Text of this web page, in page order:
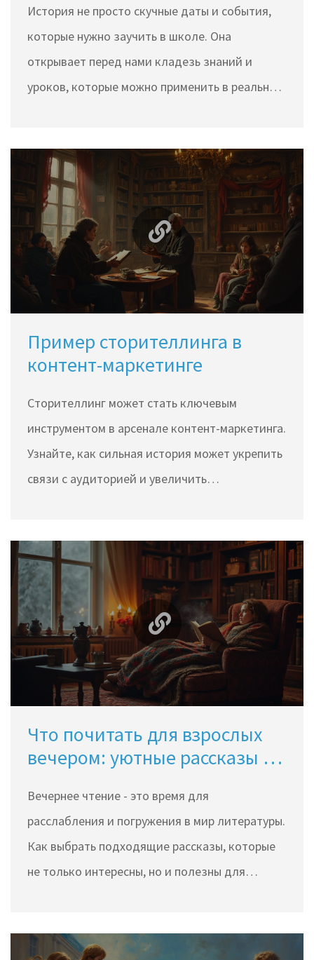
История не просто скучные даты и события,
которые нужно заучить в школе. Она
открывает перед нами кладезь знаний и
уроков, которые можно применить в реальной
лучше понять, кем мы являемся сегодня. В
статье обсуждается практическая польза
истории и как она помогает нам в
повседневной жизни.
Пример сторителлинга в
контент-маркетинге
Сторителлинг может стать ключевым
инструментом в арсенале контент-маркетинга.
Узнайте, как сильная история может укрепить
связи с аудиторией и увеличить
сторителлинга в маркетинге и даются
практические советы для создания
эффективных историй. Раскрываются секреты
успешного сторителлинга и его влияние на
потребителей. Погрузитесь в мир
современных методов создания историй,
которые привлекают и удерживают внимание.
Что почитать для взрослых
вечером: уютные рассказы и
Вечернее чтение - это время для
расслабления и погружения в мир литературы.
Как выбрать подходящие рассказы, которые
не только интересны, но и полезны для
более уютным и информативным. Найдите